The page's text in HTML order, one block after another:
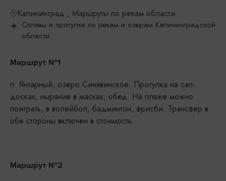
Калининград , Маршруты по рекам области
Сплавы и прогулки по рекам и озерам Калининградской
области.
Маршрут №1
п. Янтарный, озеро Синявинское. Прогулка на сап-
досках, ныряние в масках, обед. На пляже можно
поиграть, в волейбол, бадминтон, фрисби. Трансфер в
обе стороны включен в стоимость.
Маршрут №2